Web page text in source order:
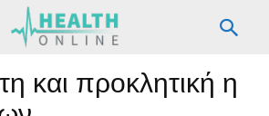
και προκλητική η